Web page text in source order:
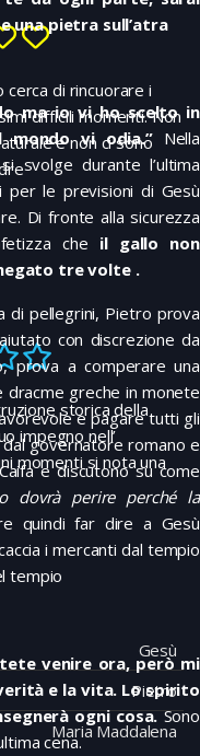
una pietra sull’atra
ma io vi ho scelto in
mondo vi odia.” Nella
svolge durante l’ultima
per le previsioni di Gesù
Di fronte alla sicurezza
che il gallo non
tre volte .
di pellegrini, Pietro prova
con discrezione da
prova a comperare una
dracme greche in monete
e pagare tutti gli
governatore romano e
e discutono su come
dovrà perire perché la
quindi far dire a Gesù
i mercanti dal tempio
tempio
venire ora, però mi
e la vita. Lo spirito
ogni cosa.Sono
cena.
cerca di rincuorare i
difficili momenti. Non
e non ci sono
storica della
impegno nell’
momenti si nota una
Gesù
Pietro
Maria Maddalena